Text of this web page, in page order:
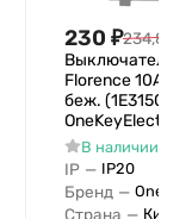
230 ₽234,85
Выключатель
Florence 10А
беж.
OneKeyElectro
В наличии
IP — IP20
Бренд —
Страна — Китай